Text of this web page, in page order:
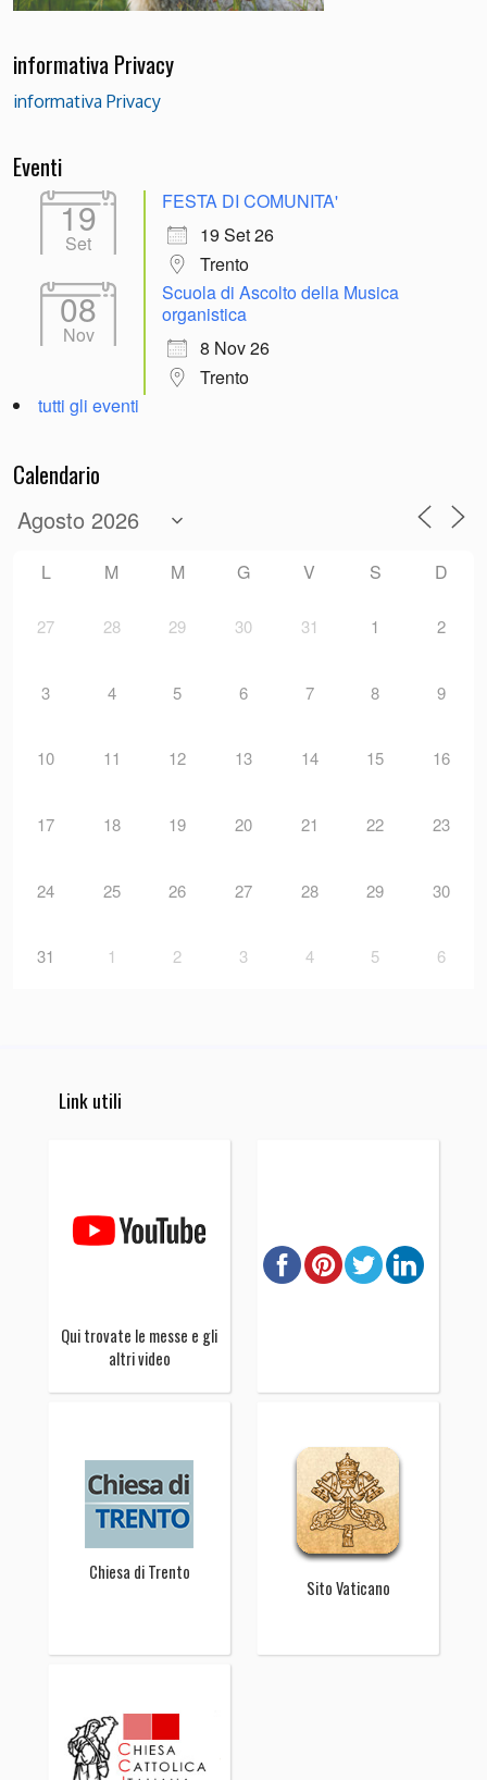
informativa Privacy
informativa Privacy
Eventi
19
Set
FESTA DI COMUNITA'
19 Set 26
Trento
08
Nov
Scuola di Ascolto della Musica
organistica
8 Nov 26
Trento
tutti gli eventi
Calendario
L M M G V S D
27 28 29 30 31 1 2
3 4 5 6 7 8 9
10 11 12 13 14 15 16
17 18 19 20 21 22 23
24 25 26 27 28 29 30
31 1 2 3 4 5 6
Link utili
Qui trovate le messe e gli
altri video
Chiesa di Trento
Sito Vaticano